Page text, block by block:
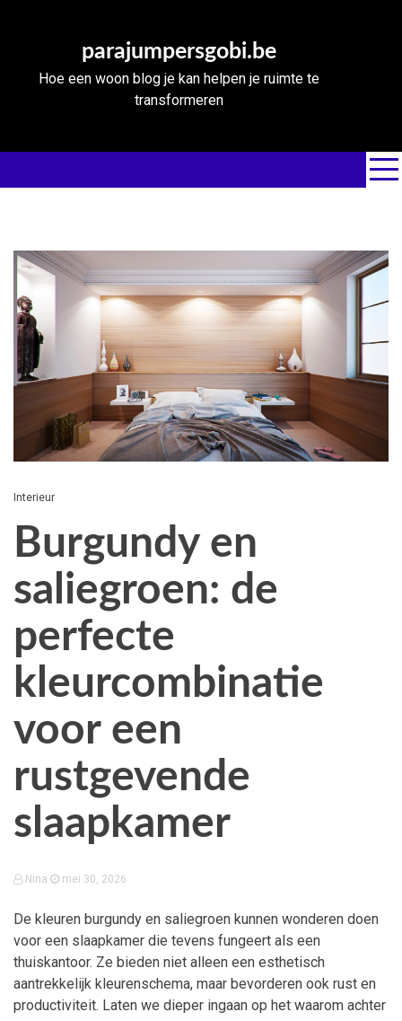
parajumpersgobi.be
Hoe een woon blog je kan helpen je ruimte te
transformeren
Interieur
Burgundy en
saliegroen: de
perfecte
kleurcombinatie
voor een
rustgevende
slaapkamer
Nina mei 30, 2026
De kleuren burgundy en saliegroen kunnen wonderen doen
voor een slaapkamer die tevens fungeert als een
thuiskantoor. Ze bieden niet alleen een esthetisch
aantrekkelijk kleurenschema, maar bevorderen ook rust en
productiviteit. Laten we dieper ingaan op het waarom achter